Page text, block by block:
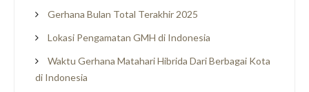
Gerhana Bulan Total Terakhir 2025
Lokasi Pengamatan GMH di Indonesia
Waktu Gerhana Matahari Hibrida Dari Berbagai Kota
di Indonesia